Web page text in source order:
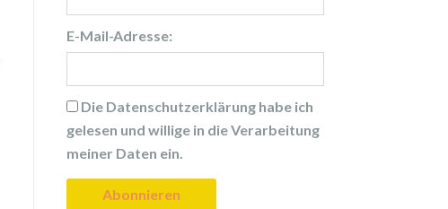
E-Mail-Adresse:
Die Datenschutzerklärung habe ich
gelesen und willige in die Verarbeitung
meiner Daten ein.